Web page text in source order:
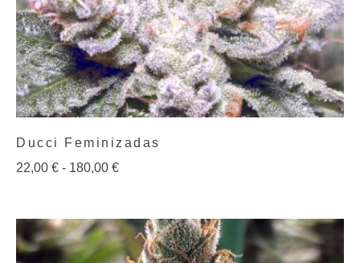
Ducci Feminizadas
22,00 € - 180,00 €